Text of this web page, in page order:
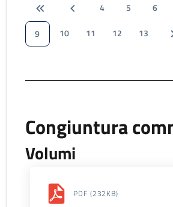
4 5 6
9
10 11 12 13
Congiuntura
Volumi
PDF (232KB)